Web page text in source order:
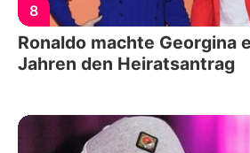
8
Ronaldo machte Georgina
Jahren den Heiratsantrag